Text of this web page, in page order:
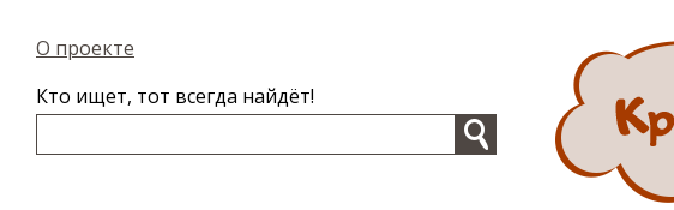
О проекте
Кто ищет, тот всегда найдёт!